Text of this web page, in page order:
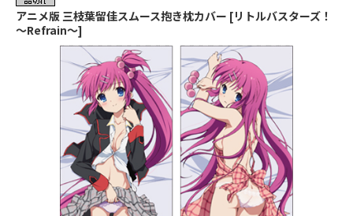
アニメ版 三枝葉留佳スムース抱き枕カバー [リトルバスターズ！
～Refrain～]